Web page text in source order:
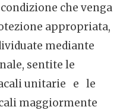
che venga
appropriata,
mediante
sentite le
unitarie e le
maggiormente